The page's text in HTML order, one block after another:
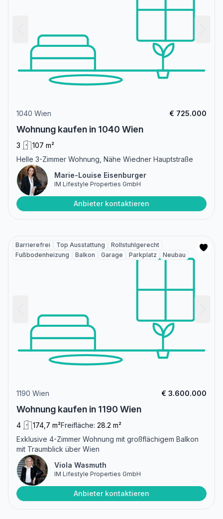
1040 Wien € 725.000
Wohnung kaufen in 1040 Wien
3
107 m²
Helle 3-Zimmer Wohnung, Nähe Wiedner Hauptstraße
Marie-Louise Eisenburger
IM Lifestyle Properties GmbH
Anbieter kontaktieren
Barrierefrei Top Ausstattung
Rollstuhlgerecht
Fußbodenheizung
Balkon Garage Parkplatz Neubau
1190 Wien € 3.600.000
Wohnung kaufen in 1190 Wien
4 174,7 m²Freifläche: 28.2 m²
Exklusive 4-Zimmer Wohnung mit großflächigem Balkon
mit Traumblick über Wien
Viola Wasmuth
IM Lifestyle Properties GmbH
Anbieter kontaktieren